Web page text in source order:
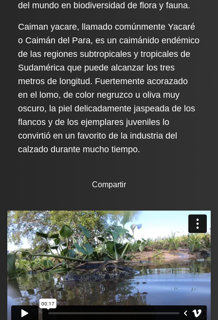
del mundo en biodiversidad de flora y fauna.
Caiman yacare, llamado comúnmente Yacaré
o Caimán del Para, es un caimánido endémico
de las regiones subtropicales y tropicales de
Sudamérica que puede alcanzar los tres
metros de longitud. Fuertemente acorazado
en el lomo, de color negruzco u oliva muy
oscuro, la piel delicadamente jaspeada de los
flancos y de los ejemplares juveniles lo
convirtió en un favorito de la industria del
calzado durante mucho tiempo.
Compartir